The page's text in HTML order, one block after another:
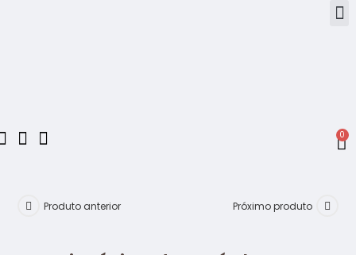
0
Produto anterior Próximo produto